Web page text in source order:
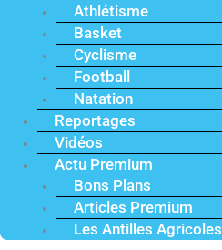
Athlétisme
Basket
Cyclisme
Football
Natation
Reportages
Vidéos
Actu Premium
Bons Plans
Articles Premium
Les Antilles Agricoles